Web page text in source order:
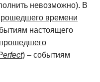
невозможно). В
времени
настоящего
прошедшего
) – событиям